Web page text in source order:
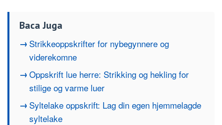
Baca Juga
Strikkeoppskrifter for nybegynnere og
viderekomne
Oppskrift lue herre: Strikking og hekling for
stilige og varme luer
Syltelake oppskrift: Lag din egen hjemmelagde
syltelake